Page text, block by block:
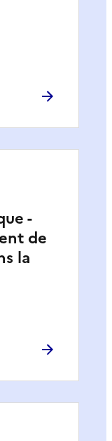
-
de
la